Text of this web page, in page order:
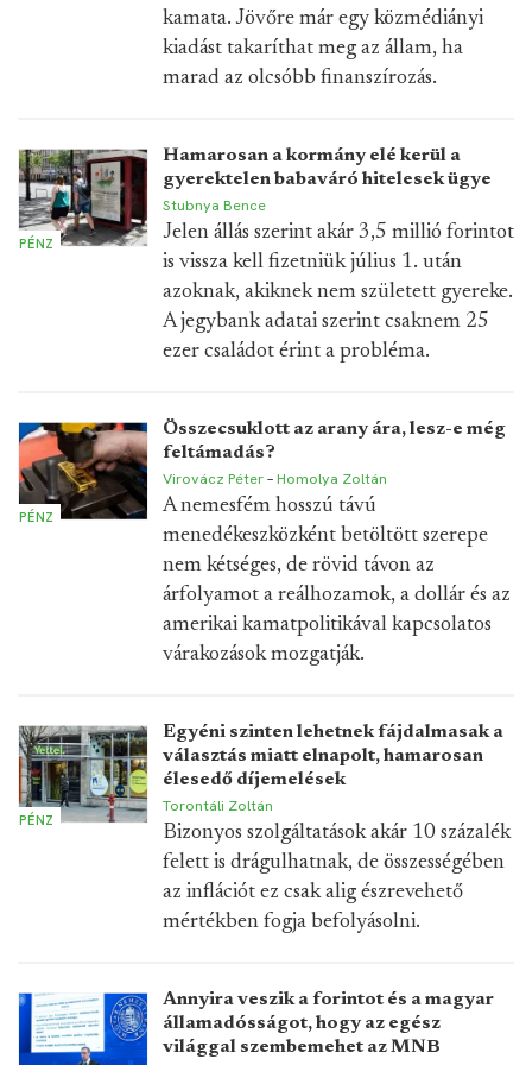
kamata. Jövőre már egy közmédiányi
kiadást takaríthat meg az állam, ha
marad az olcsóbb finanszírozás.
PÉNZ
Hamarosan a kormány elé kerül a
gyerektelen babaváró hitelesek ügye
Stubnya Bence
Jelen állás szerint akár 3,5 millió forintot
is vissza kell fizetniük július 1. után
azoknak, akiknek nem született gyereke.
A jegybank adatai szerint csaknem 25
ezer családot érint a probléma.
PÉNZ
Összecsuklott az arany ára, lesz-e még
feltámadás?
Virovácz Péter–Homolya Zoltán
A nemesfém hosszú távú
menedékeszközként betöltött szerepe
nem kétséges, de rövid távon az
árfolyamot a reálhozamok, a dollár és az
amerikai kamatpolitikával kapcsolatos
várakozások mozgatják.
PÉNZ
Egyéni szinten lehetnek fájdalmasak a
választás miatt elnapolt, hamarosan
élesedő díjemelések
Torontáli Zoltán
Bizonyos szolgáltatások akár 10 százalék
felett is drágulhatnak, de összességében
az inflációt ez csak alig észrevehető
mértékben fogja befolyásolni.
Annyira veszik a forintot és a magyar
államadósságot, hogy az egész
világgal szembemehet az MNB